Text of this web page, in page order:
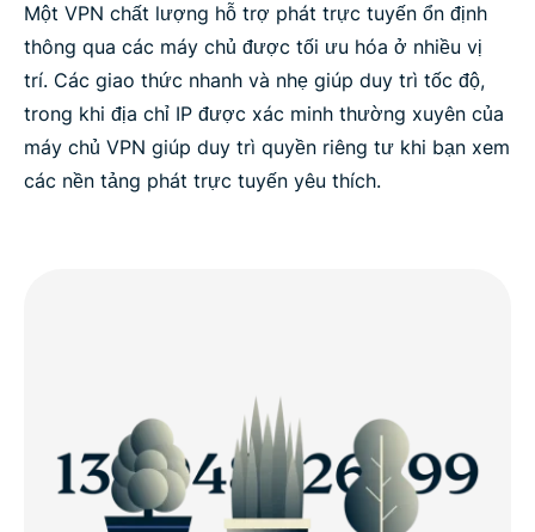
Một VPN chất lượng hỗ trợ phát trực tuyến ổn định
thông qua các máy chủ được tối ưu hóa ở nhiều vị
trí. Các giao thức nhanh và nhẹ giúp duy trì tốc độ,
trong khi địa chỉ IP được xác minh thường xuyên của
máy chủ VPN giúp duy trì quyền riêng tư khi bạn xem
các nền tảng phát trực tuyến yêu thích.